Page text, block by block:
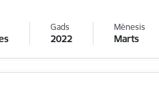
Gads
2022
Mēnesis
Marts